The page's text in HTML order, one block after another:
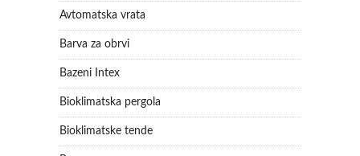
Avtomatska vrata
Barva za obrvi
Bazeni Intex
Bioklimatska pergola
Bioklimatske tende